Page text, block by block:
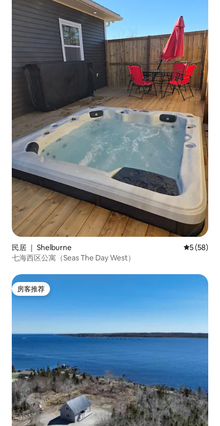
民居 ｜ Shelburne 平均评分
5 (58)
七海西区公寓（Seas The Day West）
房客推荐
房客推荐